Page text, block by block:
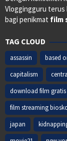
Vloggingguru terus
bagi penikmat film
TAG CLOUD
assassin based
capitalism
download film gratis
film streaming
japan